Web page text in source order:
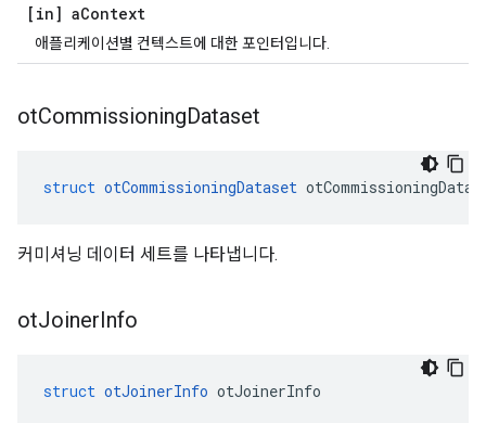
[in] aContext
애플리케이션별 컨텍스트에 대한 포인터입니다.
otCommissioningDataset
struct otCommissioningDataset
커미셔닝 데이터 세트를 나타냅니다.
otJoinerInfo
struct otJoinerInfo otJoinerInfo